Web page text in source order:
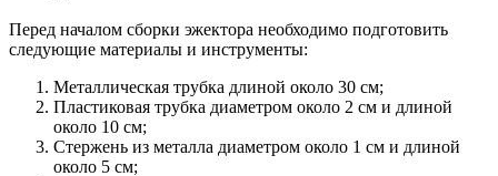
Перед началом сборки эжектора необходимо подготовить
следующие материалы и инструменты:
Металлическая трубка длиной около 30 см;
Пластиковая трубка диаметром около 2 см и длиной
около 10 см;
Стержень из металла диаметром около 1 см и длиной
около 5 см;